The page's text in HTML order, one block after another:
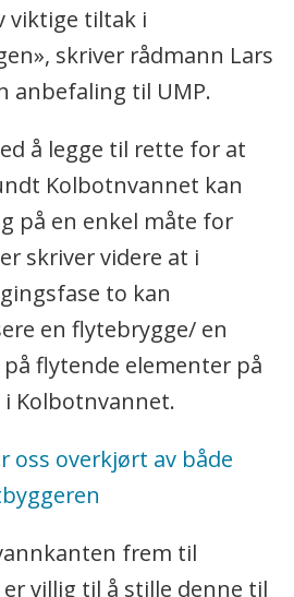
viktige tiltak i
skriver rådmann Lars
anbefaling til UMP.
å legge til rette for at
Kolbotnvannet kan
på en enkel måte for
skriver videre at i
to kan
en flytebrygge/ en
flytende elementer på
Kolbotnvannet.
oss overkjørt av både
frem til
villig til å stille denne til